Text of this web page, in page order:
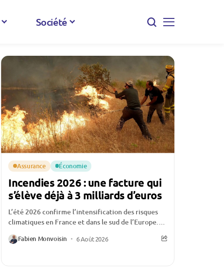
Société
Assurance Économie
Incendies 2026 : une facture qui
s’élève déjà à 3 milliards d’euros
L’été 2026 confirme l’intensification des risques
climatiques en France et dans le sud de l’Europe.
détruites en...
Fabien Monvoisin 6 Août 2026